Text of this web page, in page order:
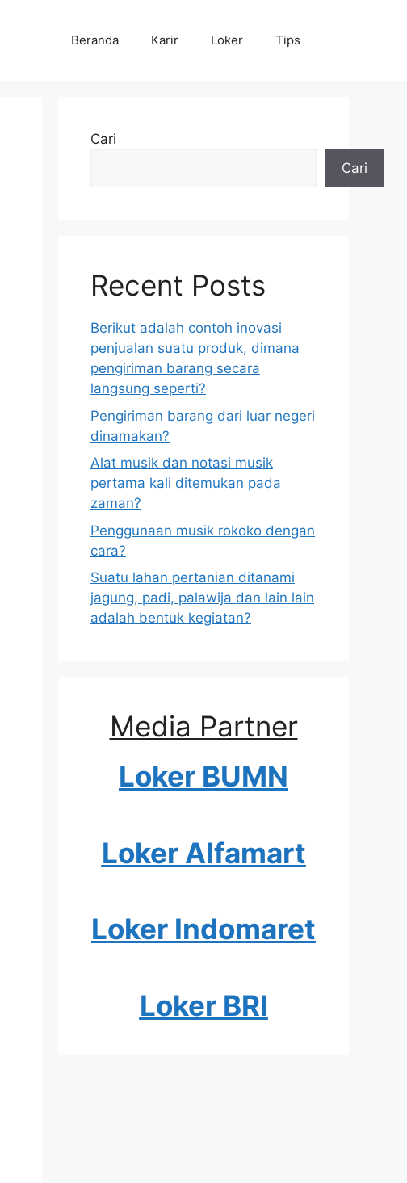
Beranda Karir Loker Tips
Cari
Cari
Recent Posts
Berikut adalah contoh inovasi
penjualan suatu produk, dimana
pengiriman barang secara
langsung seperti?
Pengiriman barang dari luar negeri
dinamakan?
Alat musik dan notasi musik
pertama kali ditemukan pada
zaman?
Penggunaan musik rokoko dengan
cara?
Suatu lahan pertanian ditanami
jagung, padi, palawija dan lain lain
adalah bentuk kegiatan?
Media Partner
Loker BUMN
Loker Alfamart
Loker Indomaret
Loker BRI